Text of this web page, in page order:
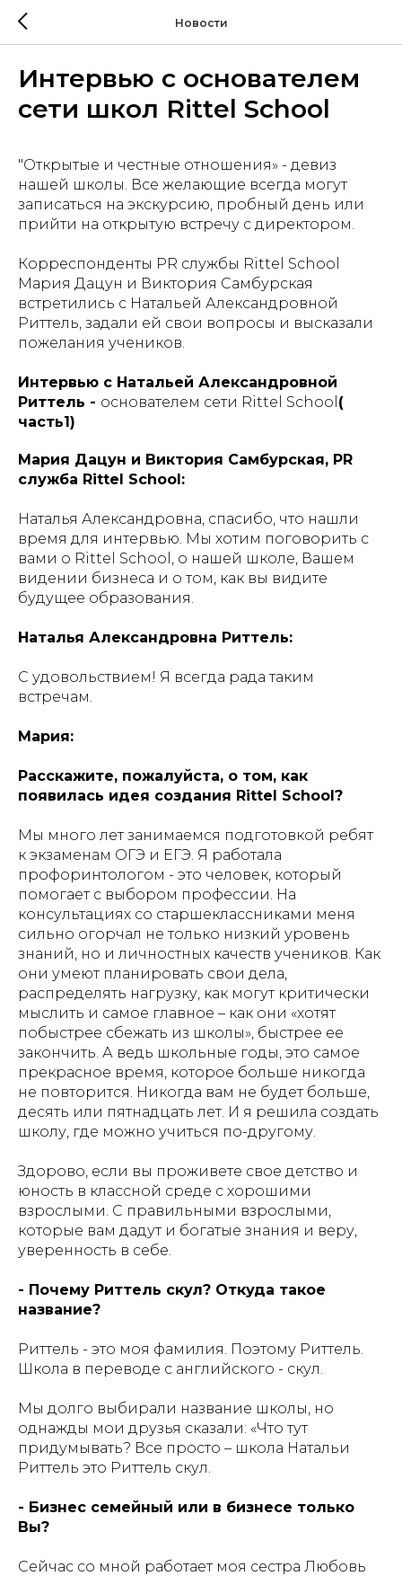
Новости
Интервью c основателем
сети школ Rittel School
"Открытые и честные отношения» - девиз
нашей школы. Все желающие всегда могут
записаться на экскурсию, пробный день или
прийти на открытую встречу с директором.
Корреспонденты PR службы Rittel School
Мария Дацун и Виктория Самбурская
встретились с Натальей Александровной
Риттель, задали ей свои вопросы и высказали
пожелания учеников.
Интервью с Натальей Александровной
Риттель - основателем сети Rittel School (
часть1)
Мария Дацун и Виктория Самбурская, PR
служба Rittel School:
Наталья Александровна, спасибо, что нашли
время для интервью. Мы хотим поговорить с
вами о Rittel School, о нашей школе, Вашем
видении бизнеса и о том, как вы видите
будущее образования.
Наталья Александровна Риттель:
С удовольствием! Я всегда рада таким
встречам.
Мария:
Расскажите, пожалуйста, о том, как
появилась идея создания Rittel School?
Мы много лет занимаемся подготовкой ребят
к экзаменам ОГЭ и ЕГЭ. Я работала
профоринтологом - это человек, который
помогает с выбором профессии. На
консультациях со старшеклассниками меня
сильно огорчал не только низкий уровень
знаний, но и личностных качеств учеников. Как
они умеют планировать свои дела,
распределять нагрузку, как могут критически
мыслить и самое главное – как они «хотят
побыстрее сбежать из школы», быстрее ее
закончить. А ведь школьные годы, это самое
прекрасное время, которое больше никогда
не повторится. Никогда вам не будет больше,
десять или пятнадцать лет. И я решила создать
школу, где можно учиться по-другому.
Здорово, если вы проживете свое детство и
юность в классной среде с хорошими
взрослыми. С правильными взрослыми,
которые вам дадут и богатые знания и веру,
уверенность в себе.
- Почему Риттель скул? Откуда такое
название?
Риттель - это моя фамилия. Поэтому Риттель.
Школа в переводе с английского - скул.
Мы долго выбирали название школы, но
однажды мои друзья сказали: «Что тут
придумывать? Все просто – школа Натальи
Риттель это Риттель скул.
- Бизнес семейный или в бизнесе только
Вы?
Сейчас со мной работает моя сестра Любовь